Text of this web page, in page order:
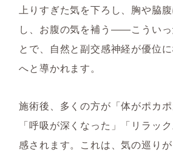
上りすぎた気を下ろし、胸や脇
し、お腹の気を補う――こういっ
とで、自然と副交感神経が優位
へと導かれます。
施術後、多くの方が「体がポカポ
「呼吸が深くなった」「リラッ
感されます。これは、気の巡り